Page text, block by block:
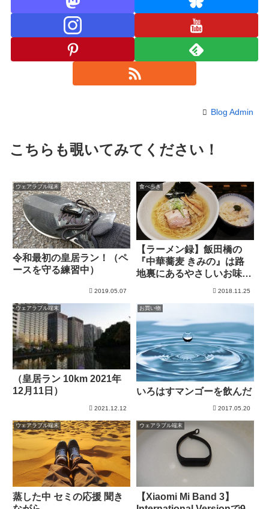
Blog Admin
こちらも覗いてみてください！
ウェアラブル端末
令和最初の皇居ラン！（ペ
ースを守る練習中）
2019.05.07
食べ歩き
【ラーメン録】飯田橋の
『中華蕎麦 きみの』は路
地裏にあるやさしいお味の
2018.11.25
ウェアラブル端末
（皇居ラン 10km 2021年
12月11日）
2021.12.12
お買い物
いろはすマンゴーを飲んだ
2017.05.20
ウェアラブル端末
蒸した中 セミの応援 聞き
ウェアラブル端末
【Xiaomi Mi Band 3】